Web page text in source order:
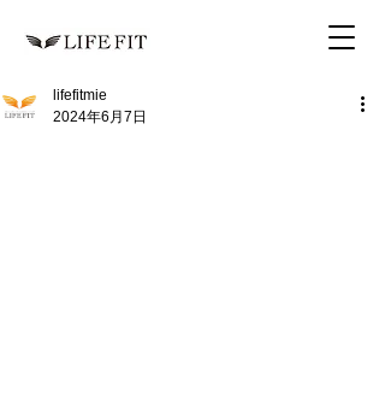
lifefitmie
2024年6月7日